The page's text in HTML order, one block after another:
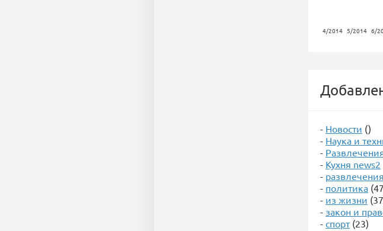
4/2014 5/2014 6/
- Новости ()
- Наука и
-
- Кухня news2
- развлечения
- политика
- из жизни
- закон и
- спорт(23)